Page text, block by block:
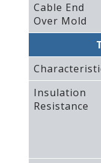
Cable End
Over Mold
Insulation
Resistance